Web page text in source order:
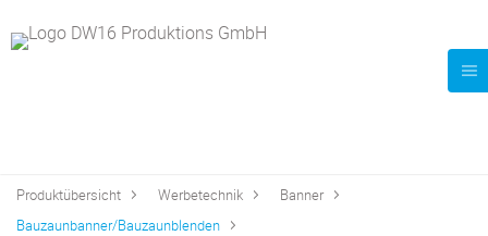
Produktübersicht Werbetechnik
Banner
Bauzaunbanner/Bauzaunblenden